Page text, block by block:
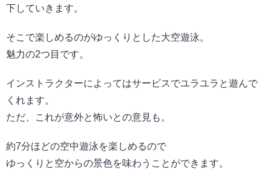
下していきます。
そこで楽しめるのがゆっくりとした大空遊泳。
魅力の2つ目です。
インストラクターによってはサービスでユラユラと遊んで
くれます。
ただ、これが意外と怖いとの意見も。
約7分ほどの空中遊泳を楽しめるので
ゆっくりと空からの景色を味わうことができます。